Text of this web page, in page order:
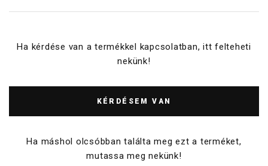
Ha kérdése van a termékkel kapcsolatban, itt felteheti
nekünk!
KÉRDÉSEM VAN
Ha máshol olcsóbban találta meg ezt a terméket,
mutassa meg nekünk!